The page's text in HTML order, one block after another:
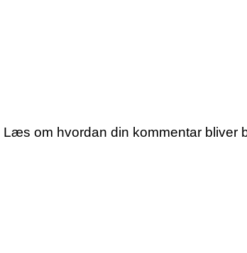
Læs om hvordan din kommentar bliver